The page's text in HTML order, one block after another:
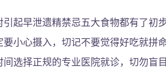
起早泄遗精禁忌五大食物都有了初
小心摄入，切记不要觉得好吃就拼
选择正规的专业医院就诊，切勿盲目